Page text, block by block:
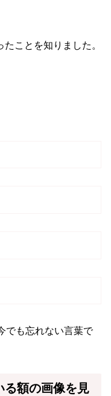
たことを知りました。
でも忘れない言葉で
る額の画像を見